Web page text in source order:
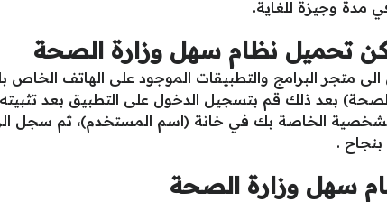
مدة وجيزة للغاية.
تحميل نظام سهل وزارة الصحة
متجر البرامج والتطبيقات الموجود على الهاتف
بعد ذلك قم بتسجيل الدخول على التطبيق بعد
الخاصة بك في خانة (اسم المستخدم)، ثم سجل
بنجاح .
سهل وزارة الصحة